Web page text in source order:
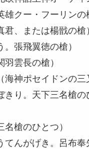
雄クー・フーリンの
君、または楊戩の槍
。張飛翼徳の槍）
羽雲長の槍）
（海神ポセイドンの三
きり。天下三名槍
名槍のひとつ）
てんがげき。呂布奉